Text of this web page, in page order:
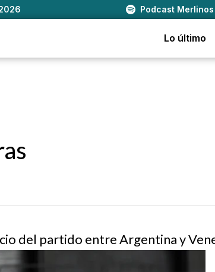
Podcast Merlinos
Lo último
del partido entre Argentina y